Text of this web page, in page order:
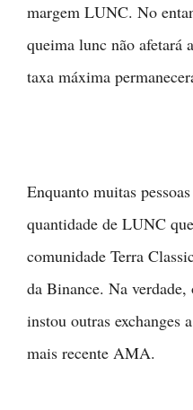
margem LUNC. No
queima lunc não afetará
taxa máxima
Enquanto muitas
quantidade de LUNC
comunidade Terra
da Binance. Na
instou outras exchanges
mais recente AMA.